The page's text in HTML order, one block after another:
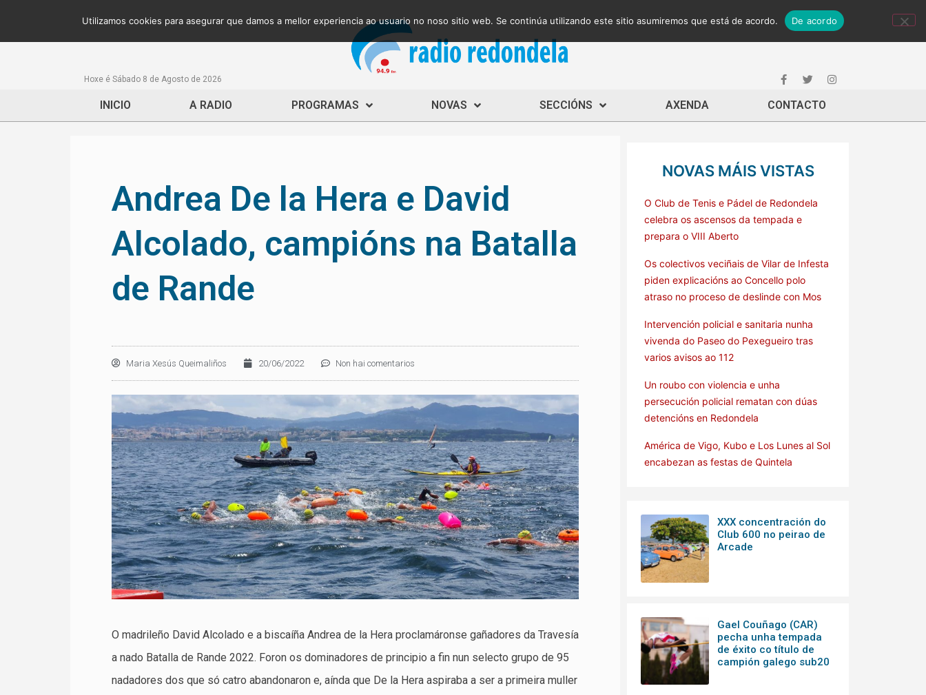
Hoxe é Sábado 8 de Agosto de 2026
INICIO A RADIO PROGRAMAS NOVAS SECCIÓNS AXENDA CONTACTO
Andrea De la Hera e David
Alcolado, campións na Batalla
de Rande
Maria Xesús Queimaliños 20/06/2022 Non hai comentarios
O madrileño David Alcolado e a biscaíña Andrea de la Hera proclamáronse gañadores da Travesía
a nado Batalla de Rande 2022. Foron os dominadores de principio a fin nun selecto grupo de 95
nadadores dos que só catro abandonaron e, aínda que De la Hera aspiraba a ser a primeira muller
NOVAS MÁIS VISTAS
O Club de Tenis e Pádel de Redondela
celebra os ascensos da tempada e
prepara o VIII Aberto
Os colectivos veciñais de Vilar de Infesta
piden explicacións ao Concello polo
atraso no proceso de deslinde con Mos
Intervención policial e sanitaria nunha
vivenda do Paseo do Pexegueiro tras
varios avisos ao 112
Un roubo con violencia e unha
persecución policial rematan con dúas
detencións en Redondela
América de Vigo, Kubo e Los Lunes al Sol
encabezan as festas de Quintela
XXX concentración do
Club 600 no peirao de
Arcade
Gael Couñago (CAR)
pecha unha tempada
de éxito co título de
campión galego sub20
Utilizamos cookies para asegurar que damos a mellor experiencia ao usuario no noso sitio web. Se continúa utilizando este sitio asumiremos que está de acordo. De acordo